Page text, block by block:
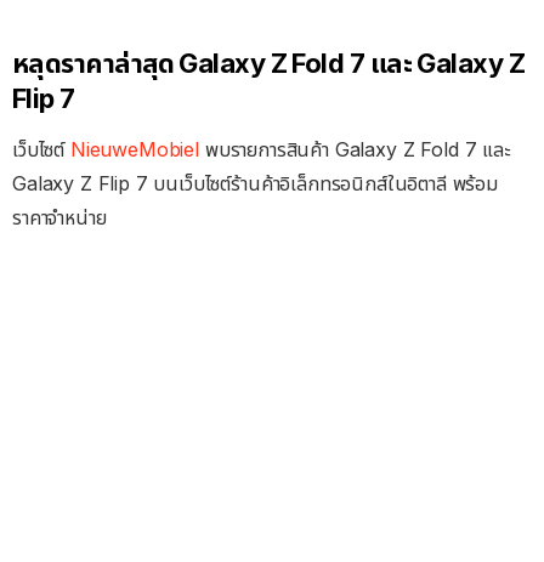
หลุดราคาล่าสุด Galaxy Z Fold 7 และ Galaxy Z
Flip 7
เว็บไซต์ NieuweMobielพบรายการสินค้า Galaxy Z Fold 7 และ
Galaxy Z Flip 7 บนเว็บไซต์ร้านค้าอิเล็กทรอนิกส์ในอิตาลี พร้อม
ราคาจำหน่าย